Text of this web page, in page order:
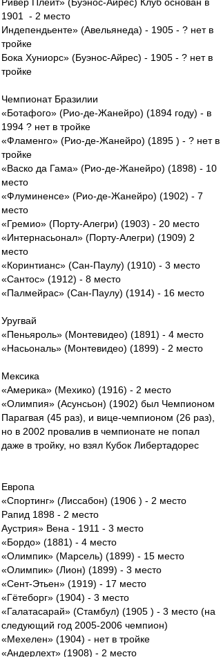
1901 - 2 место
Индепендьенте» (Авельянеда) - 1905 - ? нет в
тройке
Бока Хуниорс» (Буэнос-Айрес) - 1905 - ? нет в
тройке
Чемпионат Бразилии
«Ботафого» (Рио-де-Жанейро) (1894 году) - в
1994 ? нет в тройке
«Фламенго» (Рио-де-Жанейро) (1895 ) - ? нет в
тройке
«Васко да Гама» (Рио-де-Жанейро) (1898) - 10
место
«Флуминенсе» (Рио-де-Жанейро) (1902) - 7
место
«Гремио» (Порту-Алегри) (1903) - 20 место
«Интернасьонал» (Порту-Алегри) (1909) 2
место
«Коринтианс» (Сан-Паулу) (1910) - 3 место
«Сантос» (1912) - 8 место
«Палмейрас» (Сан-Паулу) (1914) - 16 место
Уругвай
«Пеньяроль» (Монтевидео) (1891) - 4 место
«Насьональ» (Монтевидео) (1899) - 2 место
Мексика
«Америка» (Мехико) (1916) - 2 место
«Олимпия» (Асунсьон) (1902) был Чемпионом
Парагвая (45 раз), и вице-чемпионом (26 раз),
но в 2002 провалив в чемпионате не попал
даже в тройку, но взял Кубок Либертадорес
Европа
«Спортинг» (Лиссабон) (1906 ) - 2 место
Рапид 1898 - 2 место
Аустрия» Вена - 1911 - 3 место
«Бордо» (1881) - 4 место
«Олимпик» (Марсель) (1899) - 15 место
«Олимпик» (Лион) (1899) - 3 место
«Сент-Этьен» (1919) - 17 место
«Гётеборг» (1904) - 3 место
«Галатасарай» (Стамбул) (1905 ) - 3 место (на
следующий год 2005-2006 чемпион)
«Мехелен» (1904) - нет в тройке
«Андерлехт» (1908) - 2 место